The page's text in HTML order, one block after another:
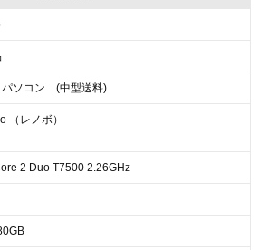
パソコン (中型送料)
（レノボ）
2 Duo T7500 2.26GHz